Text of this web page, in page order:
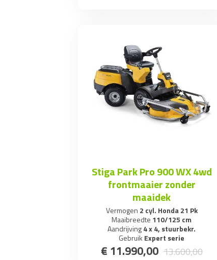
Stiga Park Pro 900 WX 4wd
frontmaaier zonder
maaidek
Vermogen 2 cyl. Honda 21 Pk
Maaibreedte 110/125 cm
Aandrijving4 x 4, stuurbekr.
Gebruik Expert serie
€ 11.990,00 13.600,00